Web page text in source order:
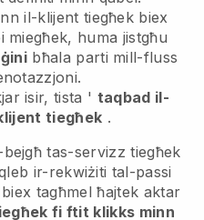
il-klijent tiegħek biex
miegħek, huma jistgħu
bħala parti mill-fluss
isir, tista ' taqbad il-
tiegħek .
tas-servizz tiegħek
ir-rekwiżiti tal-passi
tagħmel ħajtek aktar
fi ftit klikks minn